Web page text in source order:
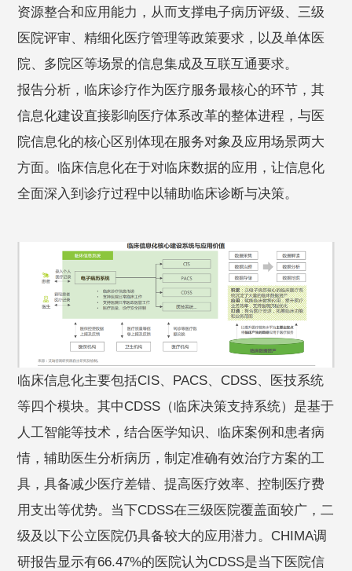
资源整合和应用能力，从而支撑电子病历评级、三级
医院评审、精细化医疗管理等政策要求，以及单体医
院、多院区等场景的信息集成及互联互通要求。
报告分析，临床诊疗作为医疗服务最核心的环节，其
信息化建设直接影响医疗体系改革的整体进程，与医
院信息化的核心区别体现在服务对象及应用场景两大
方面。临床信息化在于对临床数据的应用，让信息化
全面深入到诊疗过程中以辅助临床诊断与决策。
临床信息化主要包括CIS、PACS、CDSS、医技系统
等四个模块。其中CDSS（临床决策支持系统）是基于
人工智能等技术，结合医学知识、临床案例和患者病
情，辅助医生分析病历，制定准确有效治疗方案的工
具，具备减少医疗差错、提高医疗效率、控制医疗费
用支出等优势。当下CDSS在三级医院覆盖面较广，二
级及以下公立医院仍具备较大的应用潜力。CHIMA调
研报告显示有66.47%的医院认为CDSS是当下医院信